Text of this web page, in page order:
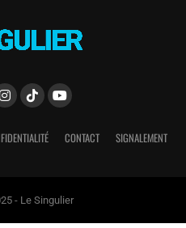
CONTACT SIGNALEMENT
- Le Singulier